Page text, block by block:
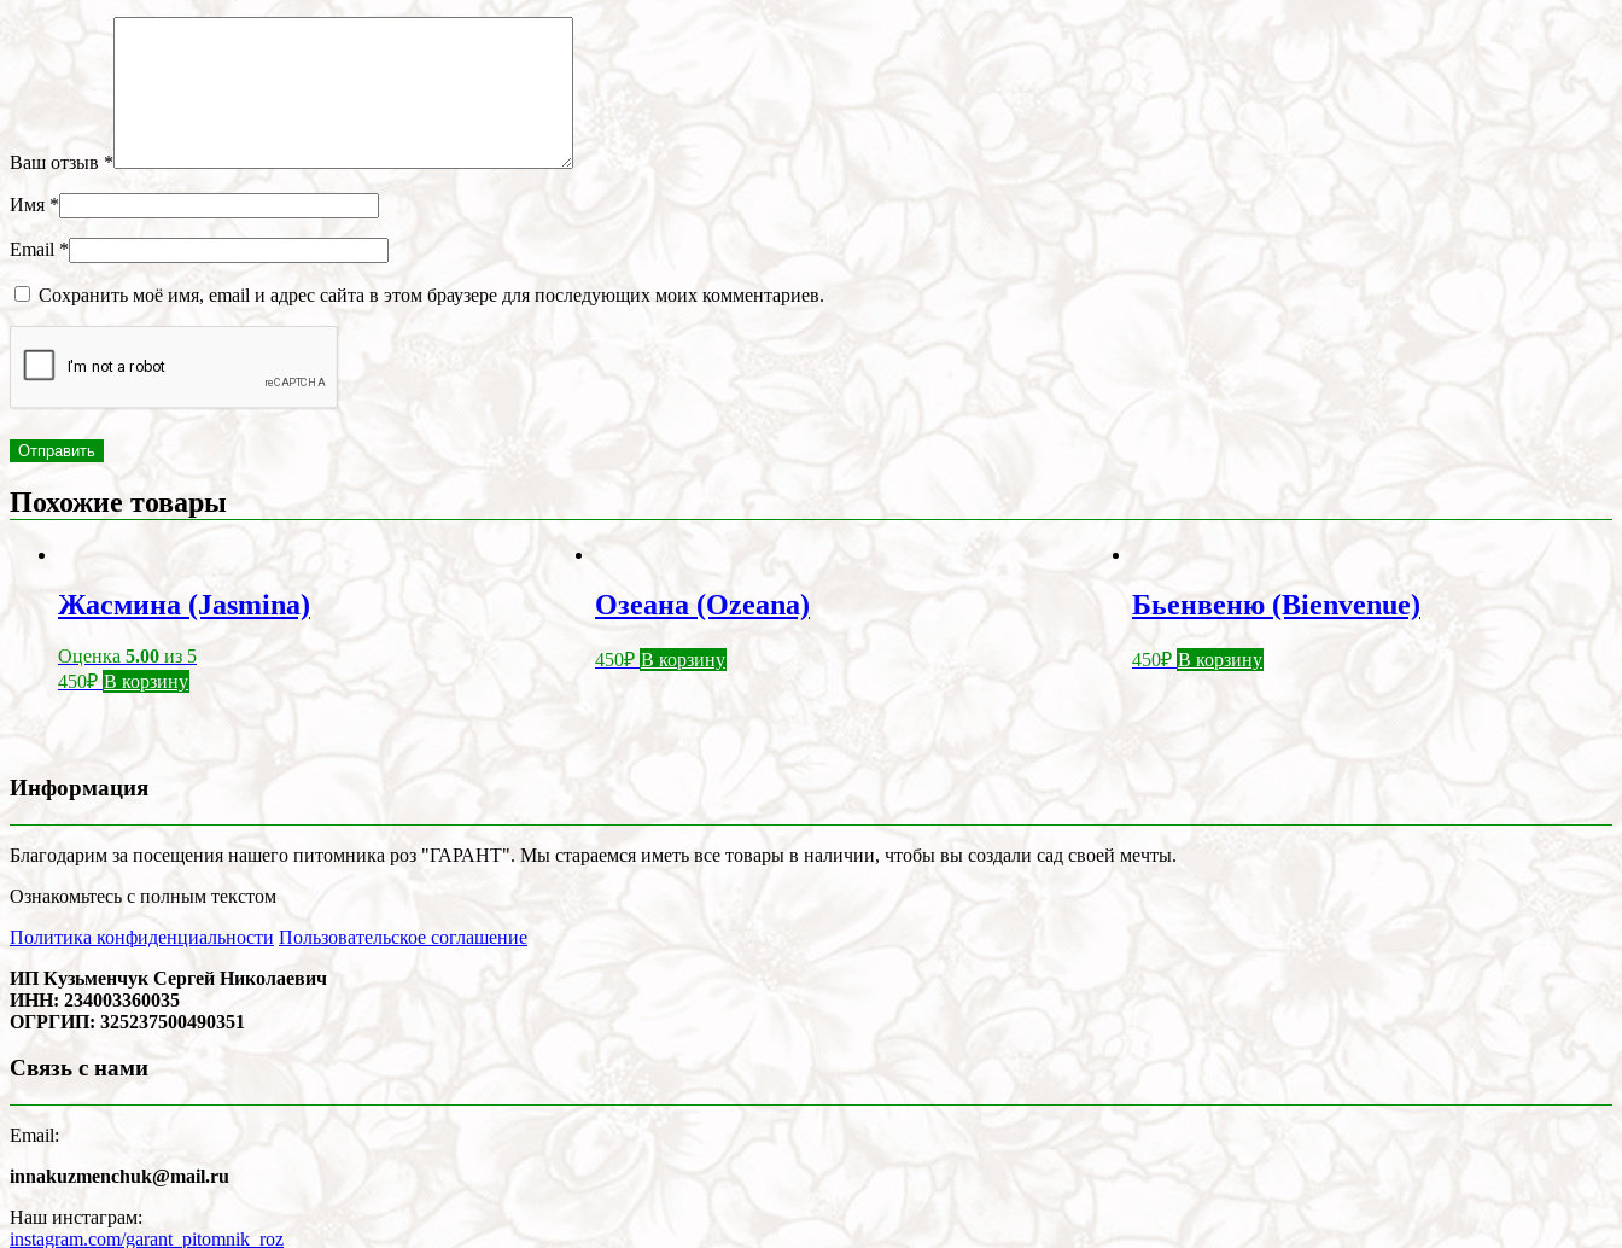
Ваш отзыв *
Имя *
Email *
Сохранить моё имя, email и адрес сайта в этом браузере для последующих моих комментариев.
Похожие товары
Жасмина (Jasmina)
Оценка 5.00 из 5
450₽ В корзину
Озеана (Ozeana)
450₽ В корзину
Бьенвеню (Bienvenue)
450₽ В корзину
Информация
Благодарим за посещения нашего питомника роз "ГАРАНТ". Мы стараемся иметь все товары в наличии, чтобы вы создали сад своей мечты.
Ознакомьтесь с полным текстом
Политика конфиденциальности Пользовательское соглашение
ИП Кузьменчук Сергей Николаевич
ИНН: 234003360035
ОГРГИП: 325237500490351
Связь с нами
Email:
innakuzmenchuk@mail.ru
Наш инстаграм:
instagram.com/garant_pitomnik_roz